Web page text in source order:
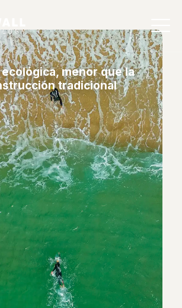
menor que la
tradicional